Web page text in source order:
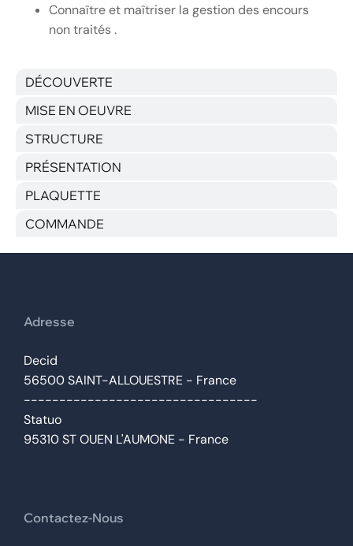
DÉCOUVERTE
MISE EN OEUVRE
STRUCTURE
PRÉSENTATION
PLAQUETTE
COMMANDE
Connaître et maîtriser la gestion des encours
non traités .
Adresse
Decid
56500 SAINT-ALLOUESTRE - France
---------------------------------
Statuo
95310 ST OUEN L'AUMONE - France
Contactez-Nous